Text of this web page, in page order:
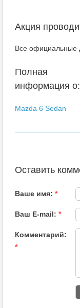
Акция
Все официальные
Полная
информация о:
Mazda 6 Sedan
Оставить
Ваше имя: *
Ваш E-mail: *
Комментарий:
*